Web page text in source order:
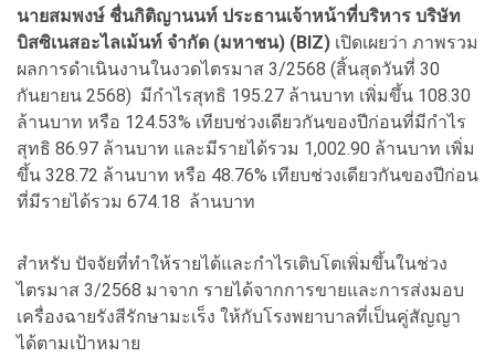
นายสมพงษ์ ชื่นกิติญานนท์ ประธานเจ้าหน้าที่บริหาร บริษัท
บิสซิเนสอะไลเม้นท์ จำกัด (มหาชน) (BIZ) เปิดเผยว่า ภาพรวม
ผลการดำเนินงานในงวดไตรมาส 3/2568 (สิ้นสุดวันที่ 30
กันยายน 2568) มีกำไรสุทธิ 195.27 ล้านบาท เพิ่มขึ้น 108.30
ล้านบาท หรือ 124.53% เทียบช่วงเดียวกันของปีก่อนที่มีกำไร
สุทธิ 86.97 ล้านบาท และมีรายได้รวม 1,002.90 ล้านบาท เพิ่ม
ขึ้น 328.72 ล้านบาท หรือ 48.76% เทียบช่วงเดียวกันของปีก่อน
ที่มีรายได้รวม 674.18 ล้านบาท
สำหรับ ปัจจัยที่ทำให้รายได้และกำไรเติบโตเพิ่มขึ้นในช่วง
ไตรมาส 3/2568 มาจาก รายได้จากการขายและการส่งมอบ
เครื่องฉายรังสีรักษามะเร็ง ให้กับโรงพยาบาลที่เป็นคู่สัญญา
ได้ตามเป้าหมาย